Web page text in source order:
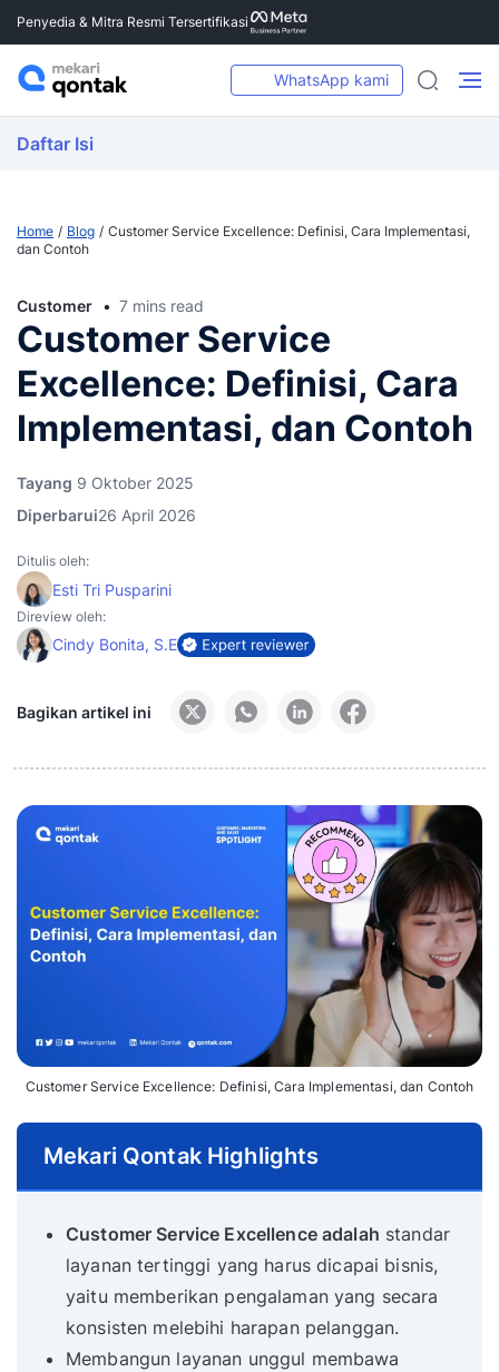
Penyedia & Mitra Resmi Tersertifikasi
WhatsApp kami
Daftar Isi
Home Blog
Customer Service Excellence: Definisi, Cara Implementasi,
dan Contoh
Customer 7 mins read
Customer Service
Excellence: Definisi, Cara
Implementasi, dan Contoh
Tayang 9 Oktober 2025
Diperbarui26 April 2026
Ditulis oleh:
Esti Tri Pusparini
Direview oleh:
Cindy Bonita, S.E
Bagikan artikel ini
Customer Service Excellence: Definisi, Cara Implementasi, dan Contoh
Mekari Qontak Highlights
Customer Service Excellence adalah standar
layanan tertinggi yang harus dicapai bisnis,
yaitu memberikan pengalaman yang secara
konsisten melebihi harapan pelanggan.
Membangun layanan unggul membawa